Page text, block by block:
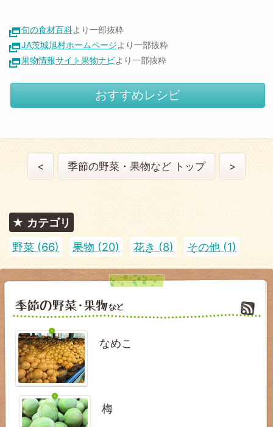
旬の食材百科より一部抜粋
JA茨城旭村ホームページより一部抜粋
果物情報サイト果物ナビより一部抜粋
おすすめレシピ
< 季節の野菜・果物など トップ >
カテゴリ
野菜 (66)
果物 (20) 花き (8) その他 (1)
なめこ
梅